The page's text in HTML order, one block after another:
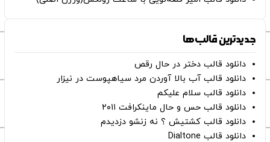
جدیدترین قالب‌ها
دانلود قالب دختر در حال رقص
دانلود قالب آب بالا آوردن مرد سیاهپوست در نیزار
دانلود قالب سلام علیکم
دانلود قالب حس و حال ماینکرافت ۲۰۱۱
دانلود قالب کشتیش ؟ نه زنشو دزدیدم
دانلود قالب Dialtone